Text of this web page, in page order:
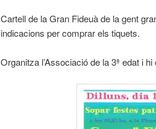
Cartell de la Gran Fideuà de la gent
indicacions per comprar els tiquets.
Organitza l’Associació de la 3ª edat i hi